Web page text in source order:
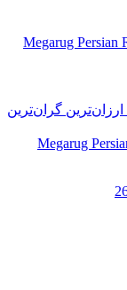
ارزان‌ترین گران‌ترین